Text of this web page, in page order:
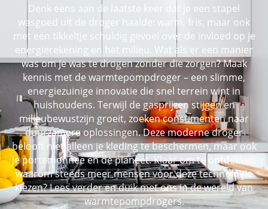
Denk eens aan de laatste keer dat je een stapel
wasgoed uit de droger haalde: warm, fris, maar ook
met een tikkeltje schuldig gevoel over de invloed op je
energierekening en het milieu. Wat als er een manier
was om je was te drogen zonder die zorgen? Maak
kennis met de warmtepompdroger – een slimme,
energiezuinige innovatie die snel terrein wint in
huishoudens. Terwijl de gasprijzen stijgen en
milieubewustzijn groeit, zoeken consumenten naar
duurzamere oplossingen. Deze moderne droger
belooft niet alleen je kleding te beschermen, maar ook
je portemonnee en de planeet. Klaar om te ontdekken
waarom steeds meer mensen voor deze technologie
kiezen? Lees verder en duik met ons in de wereld van
warmtepompdrogers.